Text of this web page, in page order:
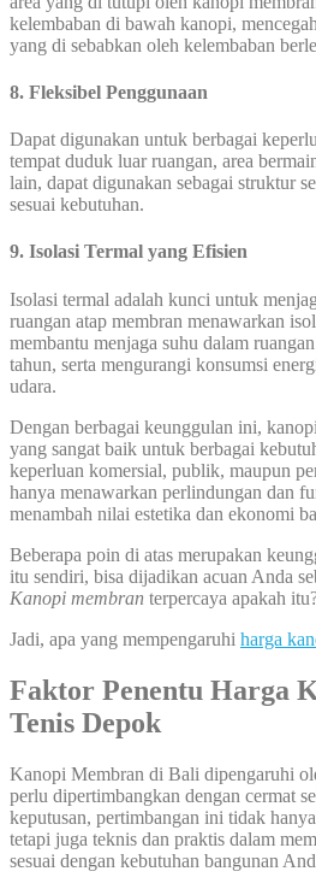
kelembaban di bawah kanopi,
yang di sebabkan oleh kelembaban
8. Fleksibel Penggunaan
Dapat digunakan untuk berbagai
tempat duduk luar ruangan, area
lain, dapat digunakan sebagai struktur
sesuai kebutuhan.
9. Isolasi Termal yang Efisien
Isolasi termal adalah kunci untuk
ruangan atap membran menawarkan
membantu menjaga suhu dalam
tahun, serta mengurangi konsumsi
udara.
Dengan berbagai keunggulan ini,
yang sangat baik untuk berbagai
keperluan komersial, publik, maupun
hanya menawarkan perlindungan dan
menambah nilai estetika dan ekonomi
Beberapa poin di atas merupakan
itu sendiri, bisa dijadikan acuan Anda
Kanopi membran terpercaya apakah
Jadi, apa yang mempengaruhi harga
Faktor Penentu Harga
Tenis Depok
Kanopi Membran di Bali dipengaruhi
perlu dipertimbangkan dengan cermat
keputusan, pertimbangan ini tidak
tetapi juga teknis dan praktis dalam
sesuai dengan kebutuhan bangunan